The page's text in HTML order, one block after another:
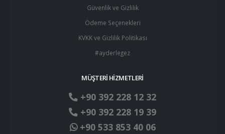
Güvenlik ve Gizlilik
Ödeme Seçenekleri
KVKK ve Gizlilik Politikası
#ayderlegez
MÜŞTERİ HİZMETLERİ
+90 392 228 12 32
+90 392 228 19 39
+90 533 853 40 06